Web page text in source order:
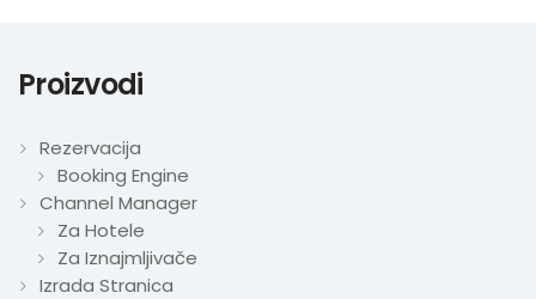
Proizvodi
Rezervacija
Booking Engine
Channel Manager
Za Hotele
Za Iznajmljivače
Izrada Stranica